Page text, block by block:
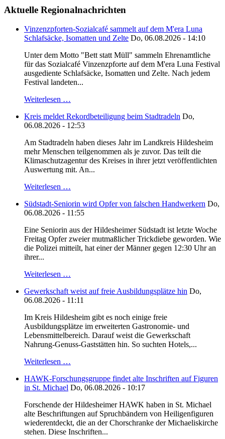
Aktuelle Regionalnachrichten
Vinzenzpforten-Sozialcafé sammelt auf dem M'era Luna
Schlafsäcke, Isomatten und Zelte Do, 06.08.2026 - 14:10
Unter dem Motto "Bett statt Müll" sammeln Ehrenamtliche
für das Sozialcafé Vinzenzpforte auf dem M'era Luna Festival
ausgediente Schlafsäcke, Isomatten und Zelte. Nach jedem
Festival landeten...
Weiterlesen …
Kreis meldet Rekordbeteiligung beim Stadtradeln Do,
06.08.2026 - 12:53
Am Stadtradeln haben dieses Jahr im Landkreis Hildesheim
mehr Menschen teilgenommen als je zuvor. Das teilt die
Klimaschutzagentur des Kreises in ihrer jetzt veröffentlichten
Auswertung mit. An...
Weiterlesen …
Südstadt-Seniorin wird Opfer von falschen Handwerkern Do,
06.08.2026 - 11:55
Eine Seniorin aus der Hildesheimer Südstadt ist letzte Woche
Freitag Opfer zweier mutmaßlicher Trickdiebe geworden. Wie
die Polizei mitteilt, hat einer der Männer gegen 12:30 Uhr an
ihrer...
Weiterlesen …
Gewerkschaft weist auf freie Ausbildungsplätze hin Do,
06.08.2026 - 11:11
Im Kreis Hildesheim gibt es noch einige freie
Ausbildungsplätze im erweiterten Gastronomie- und
Lebensmittelbereich. Darauf weist die Gewerkschaft
Nahrung-Genuss-Gaststätten hin. So suchten Hotels,...
Weiterlesen …
HAWK-Forschungsgruppe findet alte Inschriften auf Figuren
in St. Michael Do, 06.08.2026 - 10:17
Forschende der Hildesheimer HAWK haben in St. Michael
alte Beschriftungen auf Spruchbändern von Heiligenfiguren
wiederentdeckt, die an der Chorschranke der Michaeliskirche
stehen. Diese Inschriften...